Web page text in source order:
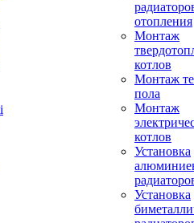
отопления
Монтаж
котлов
Монтаж
пола
Монтаж
котлов
Установка
Установка